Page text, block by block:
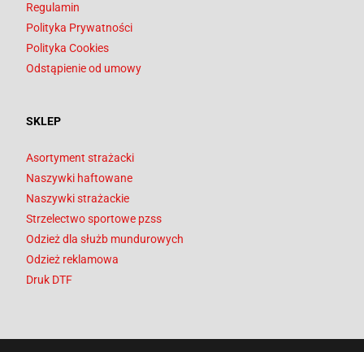
Regulamin
Polityka Prywatności
Polityka Cookies
Odstąpienie od umowy
SKLEP
Asortyment strażacki
Naszywki haftowane
Naszywki strażackie
Strzelectwo sportowe pzss
Odzież dla służb mundurowych
Odzież reklamowa
Druk DTF